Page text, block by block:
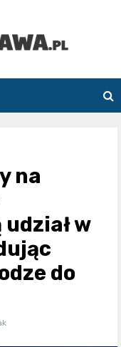
na
w
do